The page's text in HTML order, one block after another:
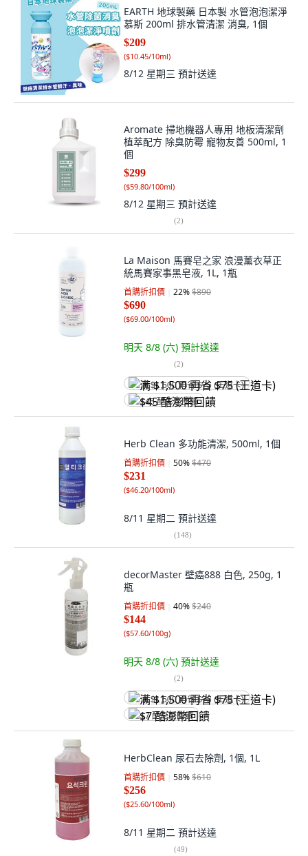
EARTH 地球製藥 日本製 水管泡泡潔淨
慕斯 200ml 排水管清潔 消臭, 1個
$209
($10.45/10ml)
8/12 星期三 預計送達
Aromate 掃地機器人專用 地板清潔劑
植萃配方 除臭防霉 寵物友善 500ml, 1
個
$299
($59.80/100ml)
8/12 星期三 預計送達
(2)
La Maison 馬賽皂之家 浪漫薰衣草正
統馬賽家事黑皂液, 1L, 1瓶
首購折扣價 22%$890
$690
($69.00/100ml)
明天 8/8 (六) 預計送達
(2)
满 $1,500 再省 $75 (王道卡)
$45 酷澎幣回饋
Herb Clean 多功能清潔, 500ml, 1個
首購折扣價 50%$470
$231
($46.20/100ml)
8/11 星期二 預計送達
(148)
decorMaster 壁癌888 白色, 250g, 1
瓶
首購折扣價 40%$240
$144
($57.60/100g)
明天 8/8 (六) 預計送達
(2)
满 $1,500 再省 $75 (王道卡)
$7 酷澎幣回饋
HerbClean 尿石去除劑, 1個, 1L
首購折扣價 58%$610
$256
($25.60/100ml)
8/11 星期二 預計送達
(49)